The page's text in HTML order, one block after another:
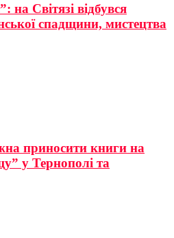
на Світязі відбувся
спадщини, мистецтва
приносити книги на
у Тернополі та